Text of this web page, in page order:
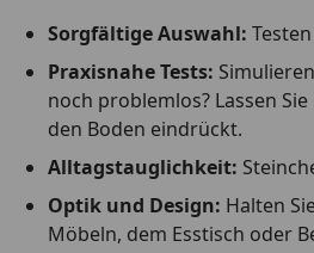
Sorgfältige Auswahl:
Praxisnahe Tests:
noch problemlos? Lassen
den Boden eindrückt.
Alltagstauglichkeit:
Optik und Design: Halten
Möbeln, dem Esstisch oder